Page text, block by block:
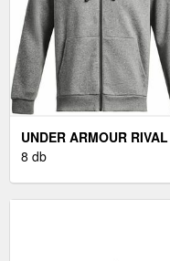
UNDER ARMOUR RIVAL
FÉRFI PULÓVER,
8 db